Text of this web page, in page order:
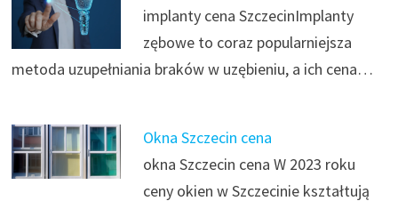
implanty cena SzczecinImplanty
zębowe to coraz popularniejsza
metoda uzupełniania braków w uzębieniu, a ich cena…
Okna Szczecin cena
okna Szczecin cena W 2023 roku
ceny okien w Szczecinie kształtują